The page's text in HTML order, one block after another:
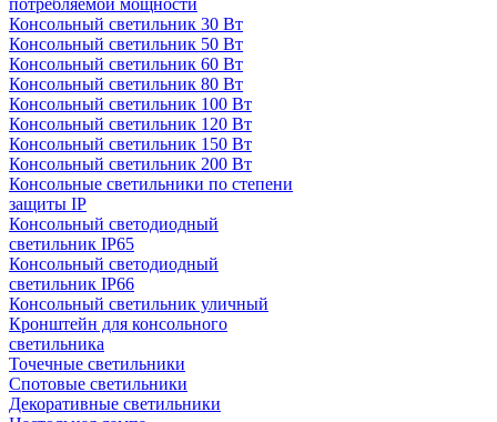
потребляемой мощности
Консольный светильник 30 Вт
Консольный светильник 50 Вт
Консольный светильник 60 Вт
Консольный светильник 80 Вт
Консольный светильник 100 Вт
Консольный светильник 120 Вт
Консольный светильник 150 Вт
Консольный светильник 200 Вт
Консольные светильники по степени
защиты IP
Консольный светодиодный
светильник IP65
Консольный светодиодный
светильник IP66
Консольный светильник уличный
Кронштейн для консольного
светильника
Точечные светильники
Спотовые светильники
Декоративные светильники